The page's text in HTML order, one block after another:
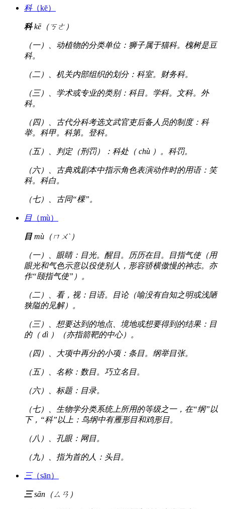
科（kē）
科kē（ㄎㄜ）
（一）、动植物的分类单位：狮子属于猫科。槐树是豆
科。
（二）、机关内部组织的划分：科室。财务科。
（三）、学术或专业的类别：科目。学科。文科。外
科。
（四）、古代分科考选文武官吏后备人员的制度：科
举。科甲。科第。登科。
（五）、判定（刑罚）：科处（ chù ）。科罚。
（六）、古典戏剧本中指示角色表演动作时的用语：笑
科。科白。
（七）、古同“棵”。
目 （mù）
目mù（ㄇㄨˋ）
（一）、眼睛：目光。醒目。历历在目。目指气使（用
眼光和气色示意以役使别人，形容骄横傲慢的神志。亦
作“颐指气使”）。
（二）、看，视：目语。目论（喻没有自知之明或浅陋
狭隘的见解）。
（三）、想要达到的地点、境地或想要得到的结果：目
的（ dì ）（亦指箭靶的中心）。
（四）、大项中再分的小项：条目。纲举目张。
（五）、名称：数目。巧立名目。
（六）、标题：目录。
（七）、生物学分类系统上所用的等级之一，在“纲”以
下，“科”以上：鸟纲中有雁形目和鸡形目。
（八）、孔眼：网目。
（九）、指为首的人：头目。
三（sān）
三sān（ㄙㄢ）